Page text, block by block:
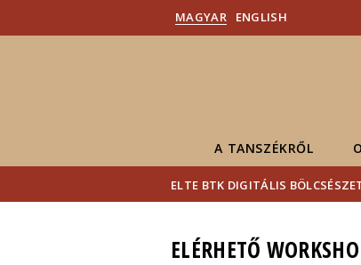
MAGYAR ENGLISH
A TANSZÉKRŐL
ELTE BTK DIGITÁLIS
ELÉRHETŐ